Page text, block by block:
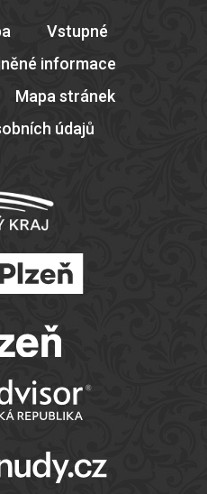
Vstupné
informace
Mapa stránek
údajů